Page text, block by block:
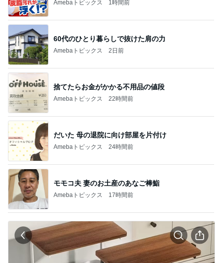
Amebaトピックス 1時間前
60代のひとり暮らしで抜けた肩の力
Amebaトピックス 2日前
捨てたらお金がかかる不用品の値段
Amebaトピックス 22時間前
だいた 母の退院に向け部屋を片付け
Amebaトピックス 24時間前
モモコ夫 妻のお土産のあなご棒鮨
Amebaトピックス 17時間前